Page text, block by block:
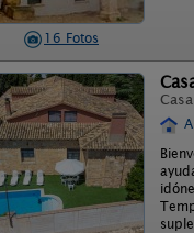
16 Fotos